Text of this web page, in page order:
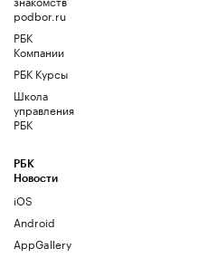
podbor.ru
РБК
Компании
РБК Курсы
Школа
управления
РБК
РБК
Новости
iOS
Android
AppGallery